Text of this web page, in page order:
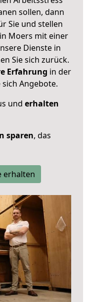
sollen, dann
Sie und stellen
in Moers mit einer
Dienste in
Sie sich zurück.
Erfahrung in der
Angebote.
und erhalten
sparen, das
erhalten